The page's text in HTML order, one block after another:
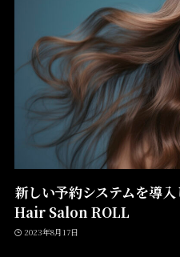
新しい予約システムを導
Hair Salon ROLL
2023年8月17日